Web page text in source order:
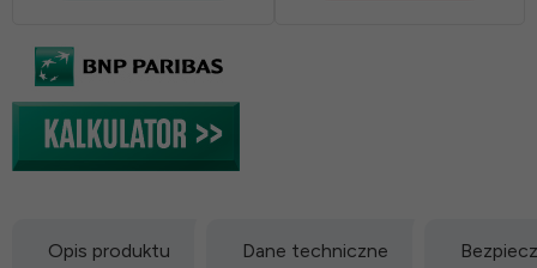
Opis produktu Dane techniczne